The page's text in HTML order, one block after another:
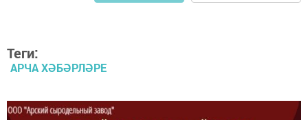
Теги:
АРЧА ХӘБӘРЛӘРЕ